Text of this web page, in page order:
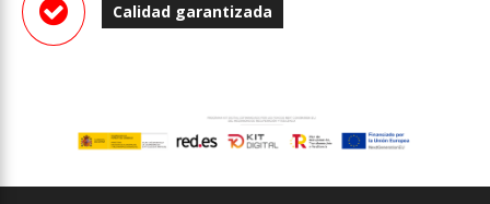
Calidad garantizada